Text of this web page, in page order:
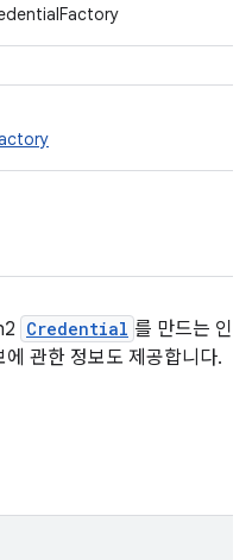
Credential 를 만드는 인
관한 정보도 제공합니다.